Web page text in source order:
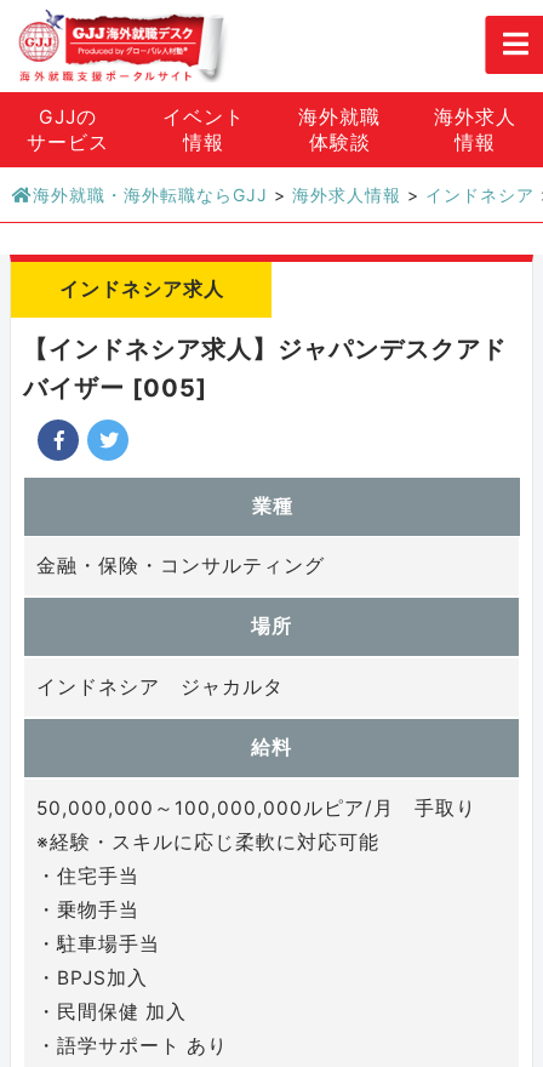
GJJの
サービス
イベント
情報
海外就職
体験談
海外求人
情報
海外就職・海外転職ならGJJ > 海外求人情報 > インドネシア
インドネシア求人
【インドネシア求人】ジャパンデスクアド
バイザー [005]
業種
金融・保険・コンサルティング
場所
インドネシア ジャカルタ
給料
50,000,000～100,000,000ルピア/月 手取り
※経験・スキルに応じ柔軟に対応可能
・住宅手当
・乗物手当
・駐車場手当
・BPJS加入
・民間保健 加入
・語学サポート あり